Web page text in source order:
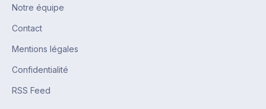
Notre équipe
Contact
Mentions légales
Confidentialité
RSS Feed